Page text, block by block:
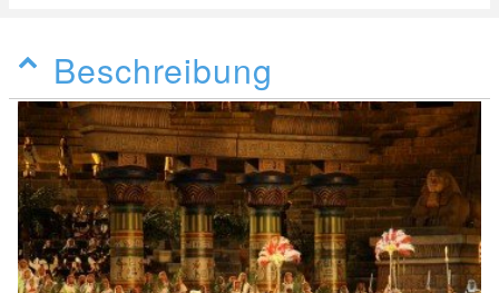
Beschreibung